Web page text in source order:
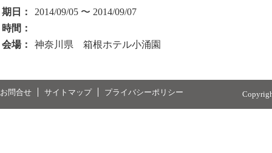
期日：
2014/09/05 〜 2014/09/07
時間：
会場：
神奈川県 箱根ホテル小涌園
お問合せ サイトマップ プライバシーポリシー